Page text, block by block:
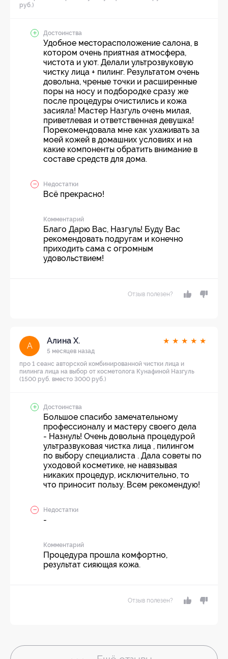
руб.)
Достоинства
Удобное месторасположение салона, в
котором очень приятная атмосфера,
чистота и уют. Делали ультрозвуковую
чистку лица + пилинг. Результатом очень
довольна, чреные точки и расширенные
поры на носу и подбородке сразу же
после процедуры очистились и кожа
засияла! Мастер Назгуль очень милая,
приветлевая и ответственная девушка!
Порекомендовала мне как ухаживать за
моей кожей в домашних условиях и на
какие компоненты обратить внимание в
составе средств для дома.
Недостатки
Всё прекрасно!
Комментарий
Благо Дарю Вас, Назгуль! Буду Вас
рекомендовать подругам и конечно
приходить сама с огромным
удовольствием!
Отзыв полезен?
А
Алина Х.
5 месяцев назад
★ ★ ★ ★ ★
про 1 сеанс авторской комбинированной чистки лица и
пилинга лица на выбор от косметолога Кунафиной Назгуль
(1500 руб. вместо 3000 руб.)
Достоинства
Большое спасибо замечательному
профессионалу и мастеру своего дела
- Назнуль! Очень довольна процедурой
ультразвуковая чистка лица , пилингом
по выбору специалиста . Дала советы по
уходовой косметике, не навязывая
никаких процедур, исключительно, то
что приносит пользу. Всем рекомендую!
Недостатки
-
Комментарий
Процедура прошла комфортно,
результат сияющая кожа.
Отзыв полезен?